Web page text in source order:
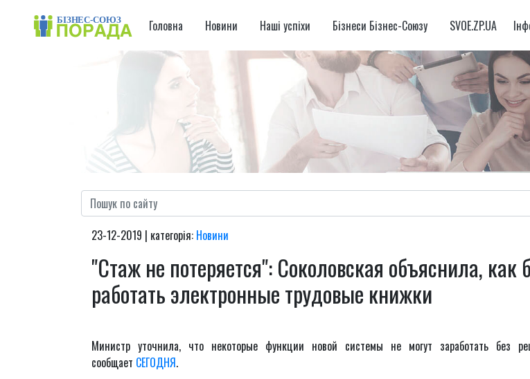
Головна Новини Наші успіхи Бізнеси Бізнес-Союзу SVOE.ZP.UA
23-12-2019 | категорія: Новини
"Стаж не потеряется": Соколовская объяснила, как
работать электронные трудовые книжки
Министр уточнила, что некоторые функции новой системы не могут заработать без
сообщает СЕГОДНЯ.